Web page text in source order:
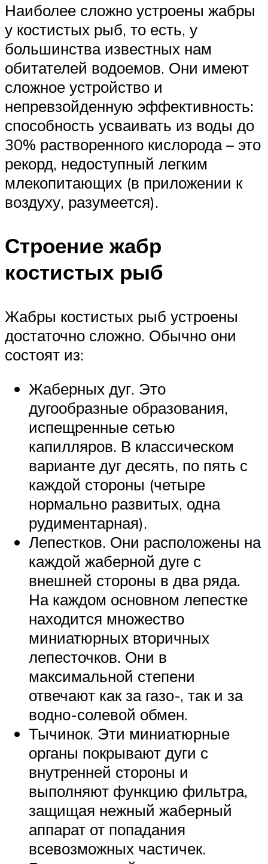
Наиболее сложно устроены жабры
у костистых рыб, то есть, у
большинства известных нам
обитателей водоемов. Они имеют
сложное устройство и
непревзойденную эффективность:
способность усваивать из воды до
30% растворенного кислорода – это
рекорд, недоступный легким
млекопитающих (в приложении к
воздуху, разумеется).
Строение жабр
костистых рыб
Жабры костистых рыб устроены
достаточно сложно. Обычно они
состоят из:
Жаберных дуг. Это
дугообразные образования,
испещренные сетью
капилляров. В классическом
варианте дуг десять, по пять с
каждой стороны (четыре
нормально развитых, одна
рудиментарная).
Лепестков. Они расположены на
каждой жаберной дуге с
внешней стороны в два ряда.
На каждом основном лепестке
находится множество
миниатюрных вторичных
лепесточков. Они в
максимальной степени
отвечают как за газо-, так и за
водно-солевой обмен.
Тычинок. Эти миниатюрные
органы покрывают дуги с
внутренней стороны и
выполняют функцию фильтра,
защищая нежный жаберный
аппарат от попадания
всевозможных частичек.